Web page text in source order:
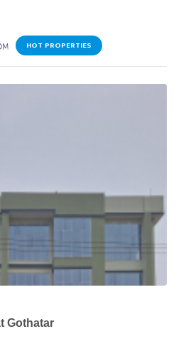
HOT PROPERTIES
Gothatar